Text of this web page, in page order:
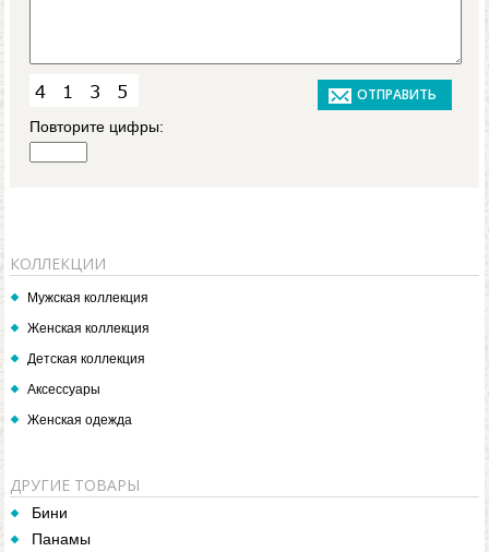
Повторите цифры:
КОЛЛЕКЦИИ
Мужская коллекция
Женская коллекция
Детская коллекция
Аксессуары
Женская одежда
ДРУГИЕ ТОВАРЫ
Бини
Панамы